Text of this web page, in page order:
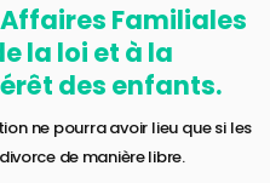
Familiales
la loi et à la
des enfants.
ne pourra avoir lieu que si les
de manière libre.